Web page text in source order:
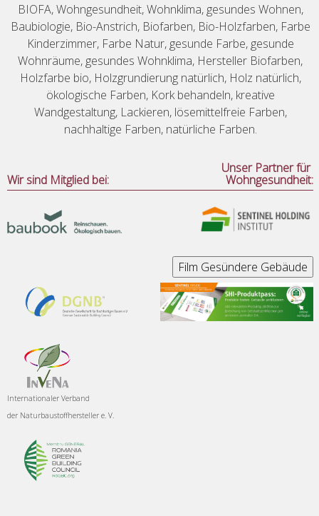
BIOFA, Wohngesundheit, Wohnklima, gesundes Wohnen,
Baubiologie, Bio-Anstrich, Biofarben, Bio-Holzfarben, Farbe
Kinderzimmer, Farbe Natur, gesunde Farbe, gesunde
Wohnräume, gesundes Wohnklima, Hersteller Biofarben,
Holzfarbe bio, Holzgrundierung natürlich, Holz natürlich,
ökologische Farben, Kork behandeln, kreative
Wandgestaltung, Lackieren, lösemittelfreie Farben,
nachhaltige Farben, natürliche Farben.
Wir sind Mitglied bei:
Unser Partner für
Wohngesundheit:
Internationaler Verband
der Naturbaustoffhersteller e. V.